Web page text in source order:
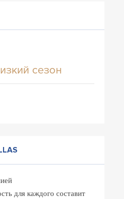
сезон
для каждого составит